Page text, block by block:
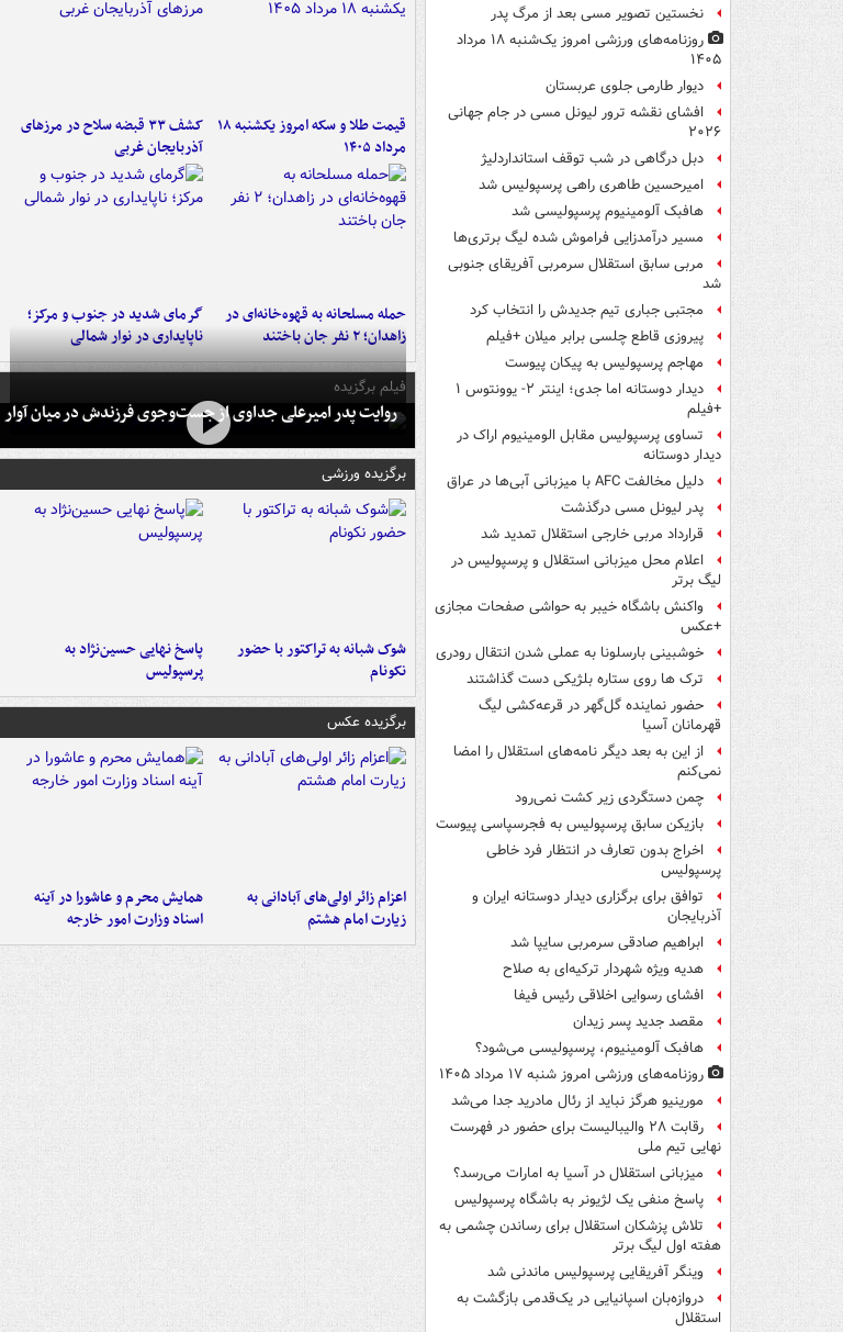
نخستین تصویر مسی بعد از مرگ پدر
روزنامه‌های ورزشی امروز یک‌شنبه ۱۸ مرداد
۱۴۰۵
دیوار طارمی جلوی عربستان
افشای نقشه ترور لیونل مسی در جام جهانی
۲۰۲۶
دبل درگاهی در شب توقف استانداردلیژ
امیرحسین طاهری راهی پرسپولیس شد
هافبک آلومینیوم پرسپولیسی شد
مسیر درآمدزایی فراموش شده لیگ برتری‌ها
مربی سابق استقلال سرمربی آفریقای جنوبی
شد
مجتبی جباری تیم جدیدش را انتخاب کرد
پیروزی قاطع چلسی برابر میلان +فیلم
مهاجم پرسپولیس به پیکان پیوست
دیدار دوستانه اما جدی؛ اینتر ۲- یوونتوس ۱
+فیلم
تساوی پرسپولیس مقابل الومینیوم اراک در
دیدار دوستانه
دلیل مخالفت AFC با میزبانی آبی‌ها در عراق
پدر لیونل مسی درگذشت
قرارداد مربی خارجی استقلال تمدید شد
اعلام محل میزبانی استقلال و پرسپولیس در
لیگ برتر
واکنش باشگاه خیبر به حواشی صفحات مجازی
+عکس
خوشبینی بارسلونا به عملی شدن انتقال رودری
ترک ها روی ستاره بلژیکی دست گذاشتند
حضور نماینده گل‌گهر در قرعه‌کشی لیگ
قهرمانان آسیا
از این به بعد دیگر نامه‌های استقلال را امضا
نمی‌کنم
چمن دستگردی زیر کشت نمی‌رود
بازیکن سابق پرسپولیس به فجرسپاسی پیوست
اخراج بدون تعارف در انتظار فرد خاطی
پرسپولیس
توافق برای برگزاری دیدار دوستانه ایران و
آذربایجان
ابراهیم صادقی سرمربی سایپا شد
هدیه ویژه شهردار ترکیه‌ای به صلاح
افشای رسوایی اخلاقی رئیس فیفا
مقصد جدید پسر زیدان
هافبک آلومینیوم، پرسپولیسی می‌شود؟
روزنامه‌های ورزشی امروز ‌شنبه ۱۷ مرداد ۱۴۰۵
مورینیو هرگز نباید از رئال مادرید جدا می‌شد
رقابت ۲۸ والیبالیست برای حضور در فهرست
نهایی تیم ملی
میزبانی استقلال در آسیا به امارات می‌رسد؟
پاسخ منفی یک لژیونر به باشگاه پرسپولیس
تلاش پزشکان استقلال برای رساندن چشمی به
هفته اول لیگ برتر
وینگر آفریقایی پرسپولیس ماندنی شد
دروازه‌بان اسپانیایی در یک‌قدمی بازگشت به
استقلال
قیمت طلا و سکه امروز یکشنبه ۱۸
مرداد ۱۴۰۵
کشف ۳۳ قبضه سلاح در مرزهای
آذربایجان غربی
حمله مسلحانه به قهوه‌خانه‌ای در
زاهدان؛ ۲ نفر جان باختند
گرمای شدید در جنوب و مرکز؛
ناپایداری در نوار شمالی
فیلم برگزیده
روایت پدر امیرعلی جداوی از جست‌وجوی فرزندش در میان آوار
برگزیده ورزشی
شوک شبانه به تراکتور با حضور
نکونام
پاسخ نهایی حسین‌نژاد به
پرسپولیس
برگزیده عکس
اعزام زائر اولی‌های آبادانی به
زیارت امام هشتم
همایش محرم و عاشورا در آینه
اسناد وزارت امور خارجه